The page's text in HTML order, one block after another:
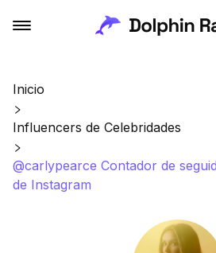
Inicio
Influencers de Celebridades
@carlypearce Contador de
de Instagram